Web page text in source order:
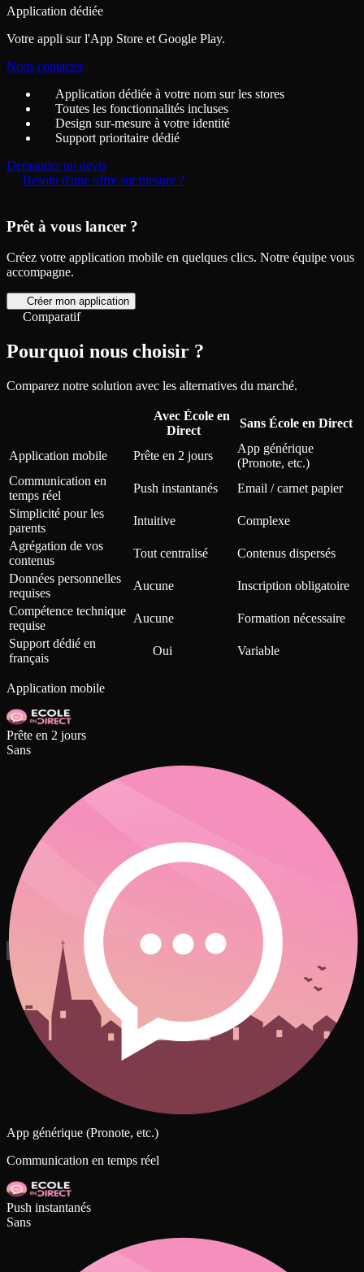
Application dédiée
Votre appli sur l'App Store et Google Play.
Nous contacter
Application dédiée à votre nom sur les stores
Toutes les fonctionnalités incluses
Design sur-mesure à votre identité
Support prioritaire dédié
Demander un devis
Besoin d'une offre sur mesure ?
Prêt à vous lancer ?
Créez votre application mobile en quelques clics. Notre équipe vous
accompagne.
Créer mon application
Comparatif
Pourquoi nous choisir ?
Comparez notre solution avec les alternatives du marché.
Avec École en
Direct
Sans École en Direct
Application mobile Prête en 2 jours
App générique
(Pronote, etc.)
Communication en
temps réel
Push instantanés
Email / carnet papier
Simplicité pour les
parents
Intuitive
Complexe
Agrégation de vos
contenus
Tout centralisé
Contenus dispersés
Données personnelles
requises
Aucune
Inscription obligatoire
Compétence technique
requise
Aucune
Formation nécessaire
Support dédié en
français
Oui Variable
Application mobile
Prête en 2 jours
Sans
App générique (Pronote, etc.)
Communication en temps réel
Push instantanés
Sans